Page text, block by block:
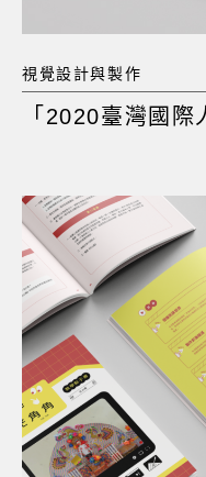
視覺設計與製作
「2020臺灣國